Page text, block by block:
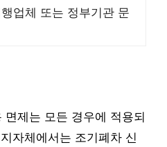
업체 또는 정부기관 문
제는 모든 경우에 적용되
자체에서는 조기폐차 신